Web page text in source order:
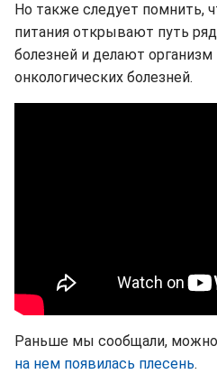
Но также следует помнить,
питания открывают путь
болезней и делают
онкологических болезней.
Раньше мы сообщали,
на нем появилась плесень.